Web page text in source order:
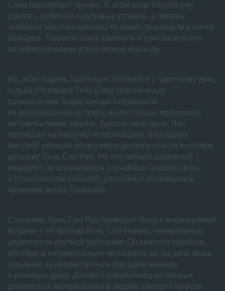
Сяна привлекает теннис. В этом виде спорта ему
удалось добиться ощутимых успехов, а теперь
любимое занятие наконец-то может перерасти в нечто
большее. Таланты Чэна заметили и пригласили его
на собеседование в теннисную команду.
Но, хотя парень тщательно готовился к заветному дню,
судьба уготовила Тянь Сяну совсем иные
приключения. Когда юноша отправился
на долгожданную встречу, на его глазах произошла
автомобильная авария. Бросив свои дела, Чэн
поспешил на выручку потерпевшим. Благодаря
быстрой реакции спортсмену удалось спасти молодую
девушку Линь Сяо Руо. Но внезапный дорожный
инцидент не ограничился случайным знакомством,
а стал началом событий, способных перевернуть
прежнюю жизнь Тяньсяна.
Спасение Линь Сяо Руо приводит Чэна к неожиданной
встрече с её братом Линь Сяо Нянем, генеральным
директором крупной компании. Он кажется суровым,
жёстким и непреклонным человеком, но на деле лишь
скрывает за неприступным фасадом нежную
и ранимую душу. Деловой управленец не привык
доверяться малознакомым людям, смотрит на всех